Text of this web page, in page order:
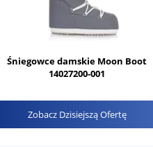
Śniegowce damskie Moon Boot
14027200-001
Zobacz Dzisiejszą Ofertę